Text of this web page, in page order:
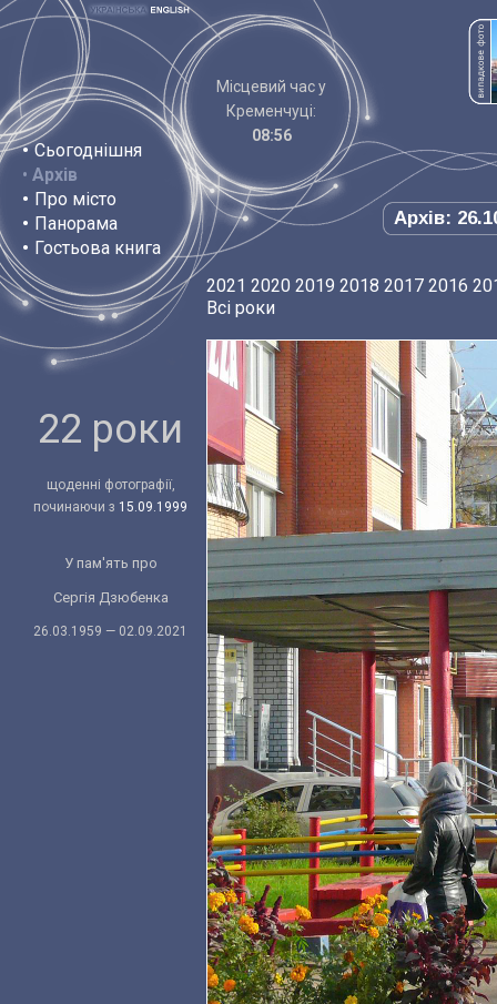
• Сьогоднішня
• Архів
• Про місто
• Панорама
• Гостьова книга
Місцевий час у
Кременчуці:
08:56
Архів:
22 роки
щоденні фотографії,
починаючи з 15.09.1999
У пам'ять про
Сергія Дзюбенка
26.03.1959 — 02.09.2021
2021 2020 2019 2018 2017 2016
Всі роки